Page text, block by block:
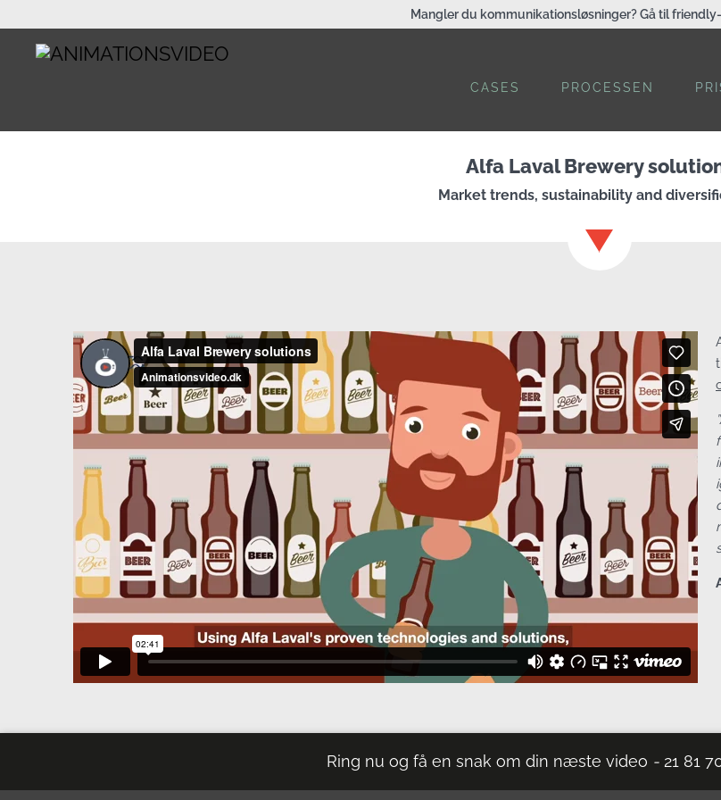
Mangler du kommunikationsløsninger? Gå til
CASES PROCESSEN
Alfa Laval Brewery
Market trends, sustainability and
Ring nu og få en snak om din næste video - 21 81